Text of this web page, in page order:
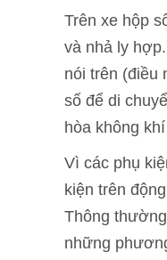
Trên xe hộp
và nhả ly
nói trên (điều
số để di
hòa không
Vì các phụ
kiện trên
Thông
những